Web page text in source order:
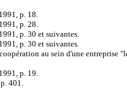
p. 18.
p. 28.
p. 30 et suivantes.
p. 30 et suivantes.
au sein d'une entreprise
p. 19.
401.